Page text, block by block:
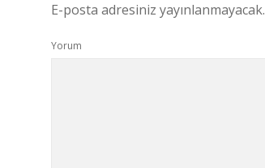
E-posta adresiniz yayınlanmayacak.
Yorum